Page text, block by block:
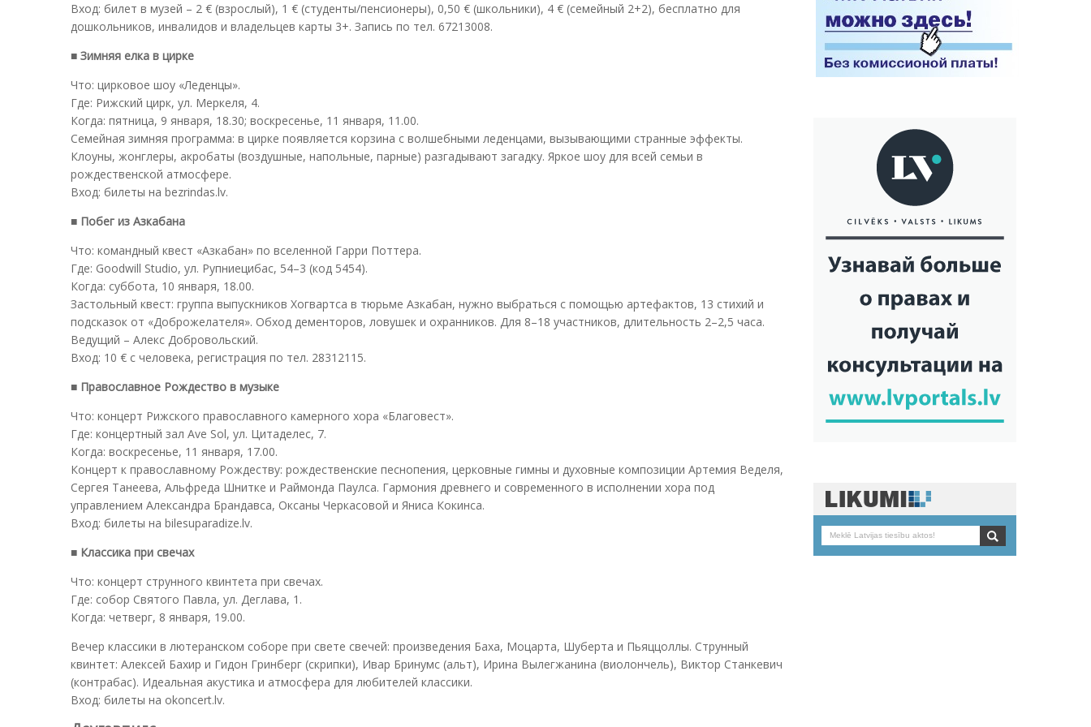
Вход: билет в музей – 2 € (взрослый), 1 € (студенты/пенсионеры), 0,50 € (школьники), 4 € (семейный 2+2), бесплатно для
дошкольников, инвалидов и владельцев карты 3+. Запись по тел. 67213008.
■ Зимняя елка в цирке
Что: цирковое шоу «Леденцы».
Где: Рижский цирк, ул. Меркеля, 4.
Когда: пятница, 9 января, 18.30; воскресенье, 11 января, 11.00.
Семейная зимняя программа: в цирке появляется корзина с волшебными леденцами, вызывающими странные эффекты.
Клоуны, жонглеры, акробаты (воздушные, напольные, парные) разгадывают загадку. Яркое шоу для всей семьи в
рождественской атмосфере.
Вход: билеты на bezrindas.lv.
■ Побег из Азкабана
Что: командный квест «Азкабан» по вселенной Гарри Поттера.
Где: Goodwill Studio, ул. Рупниецибас, 54–3 (код 5454).
Когда: суббота, 10 января, 18.00.
Застольный квест: группа выпускников Хогвартса в тюрьме Азкабан, нужно выбраться с помощью артефактов, 13 стихий и
подсказок от «Доброжелателя». Обход дементоров, ловушек и охранников. Для 8–18 участников, длительность 2–2,5 часа.
Ведущий – Алекс Добровольский.
Вход: 10 € с человека, регистрация по тел. 28312115.
■ Православное Рождество в музыке
Что: концерт Рижского православного камерного хора «Благовест».
Где: концертный зал Ave Sol, ул. Цитаделес, 7.
Когда: воскресенье, 11 января, 17.00.
Концерт к православному Рождеству: рождественские песнопения, церковные гимны и духовные композиции Артемия Веделя,
Сергея Танеева, Альфреда Шнитке и Раймонда Паулса. Гармония древнего и современного в исполнении хора под
управлением Александра Брандавса, Оксаны Черкасовой и Яниса Кокинса.
Вход: билеты на bilesuparadize.lv.
■ Классика при свечах
Что: концерт струнного квинтета при свечах.
Где: собор Святого Павла, ул. Деглава, 1.
Когда: четверг, 8 января, 19.00.
Вечер классики в лютеранском соборе при свете свечей: произведения Баха, Моцарта, Шуберта и Пьяццоллы. Струнный
квинтет: Алексей Бахир и Гидон Гринберг (скрипки), Ивар Бринумс (альт), Ирина Вылегжанина (виолончель), Виктор Станкевич
(контрабас). Идеальная акустика и атмосфера для любителей классики.
Вход: билеты на okoncert.lv.